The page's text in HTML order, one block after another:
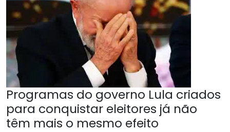
Programas do governo Lula criados
para conquistar eleitores já não
têm mais o mesmo efeito